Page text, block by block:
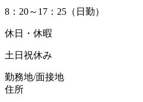
8：20～17：25（日勤）
休日・休暇
土日祝休み
勤務地/面接地
住所